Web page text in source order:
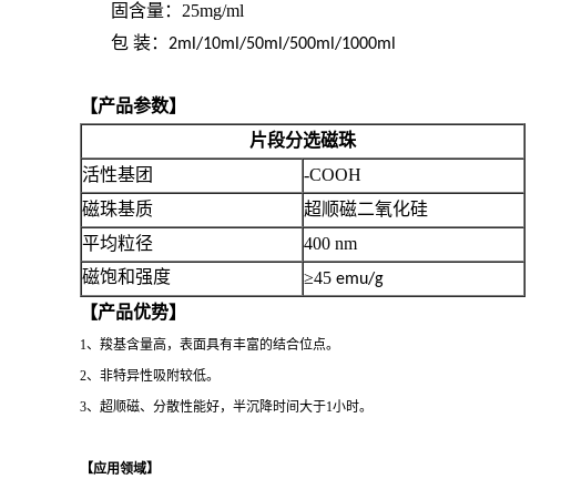
固含量： 25mg/ml
包 装： 2ml/10ml/50ml/500ml/1000ml
【产品参数】
片段分选磁珠
活性基团
-COOH
磁珠基质
超顺磁二氧化硅
平均粒径
400 nm
磁饱和强度 ≥45 emu/g
【产品优势】
1、羧基含量高，表面具有丰富的结合位点。
2、非特异性吸附较低。
3、超顺磁、分散性能好，半沉降时间大于1小时。
【应用领域】